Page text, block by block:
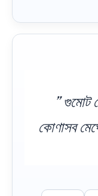
” গুমোট
কোণাসব